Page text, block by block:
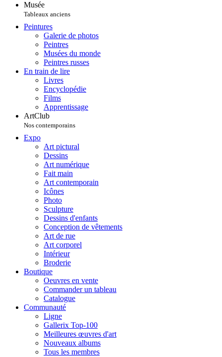
Musée
Tableaux anciens
Peintures
Galerie de photos
Peintres
Musées du monde
Peintres russes
En train de lire
Livres
Encyclopédie
Films
Apprentissage
ArtClub
Nos contemporains
Expo
Art pictural
Dessins
Art numérique
Fait main
Art contemporain
Icônes
Photo
Sculpture
Dessins d'enfants
Conception de vêtements
Art de rue
Art corporel
Intérieur
Broderie
Boutique
Oeuvres en vente
Commander un tableau
Catalogue
Communauté
Ligne
Gallerix Top-100
Meilleures œuvres d'art
Nouveaux albums
Tous les membres